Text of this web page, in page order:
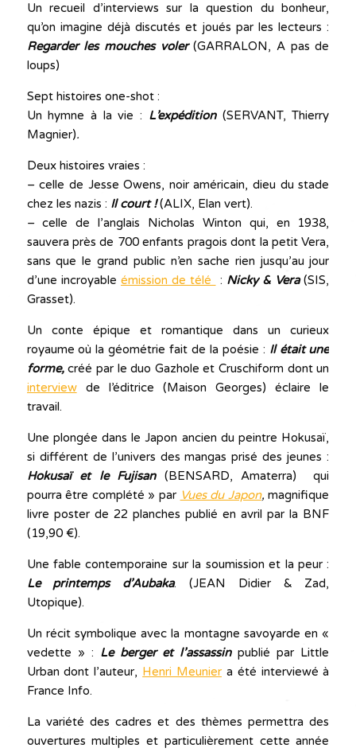
Un recueil d’interviews sur la question du bonheur,
qu’on imagine déjà discutés et joués par les lecteurs :
Regarder les mouches voler(GARRALON, A pas de
loups)
Sept histoires one-shot :
Un hymne à la vie : L’expédition (SERVANT, Thierry
Magnier).
Deux histoires vraies :
– celle de Jesse Owens, noir américain, dieu du stade
chez les nazis : Il court !(ALIX, Elan vert).
– celle de l’anglais Nicholas Winton qui, en 1938,
sauvera près de 700 enfants pragois dont la petit Vera,
sans que le grand public n’en sache rien jusqu’au jour
d’une incroyable émission de télé : Nicky & Vera (SIS,
Grasset).
Un conte épique et romantique dans un curieux
royaume où la géométrie fait de la poésie : Il était une
forme,créé par le duo Gazhole et Cruschiform dont un
interviewde l’éditrice (Maison Georges) éclaire le
travail.
Une plongée dans le Japon ancien du peintre Hokusaï,
si différent de l’univers des mangas prisé des jeunes :
Hokusaï et le Fujisan(BENSARD, Amaterra) qui
pourra être complété » par Vues du Japon,magnifique
livre poster de 22 planches publié en avril par la BNF
(19,90 €).
Une fable contemporaine sur la soumission et la peur :
Le printemps d’Aubaka. (JEAN Didier & Zad,
Utopique).
Un récit symbolique avec la montagne savoyarde en «
vedette » : Le berger et l’assassinpublié par Little
Urban dont l’auteur, Henri Meunier a été interviewé à
France Info.
La variété des cadres et des thèmes permettra des
ouvertures multiples et particulièrement cette année